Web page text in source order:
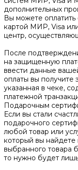
дополнительных
Вы можете оплатить
картой МИР, Visa
центр,
После
на защищенную
ввести данные
оплаты вы
указанная в чеке,
платежной
Подарочным
Если вы стали
подарочного
любой товар или
который вы
выбранного товара
то нужно будет